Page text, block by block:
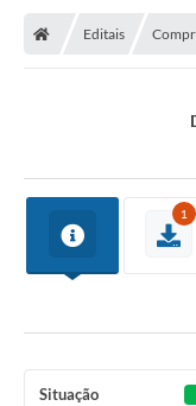
PLANO ANUAL DE
Contato
Ordem de Serviços
Editais
1
Situação